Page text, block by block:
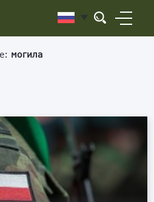
могила